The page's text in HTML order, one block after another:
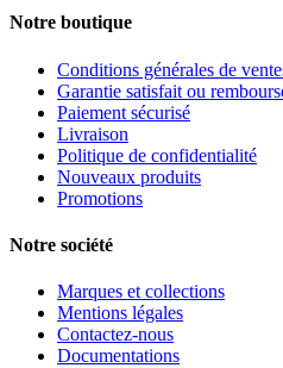
Notre boutique
Conditions générales de
Garantie satisfait ou
Paiement sécurisé
Livraison
Politique de confidentialité
Nouveaux produits
Promotions
Notre société
Marques et collections
Mentions légales
Contactez-nous
Documentations